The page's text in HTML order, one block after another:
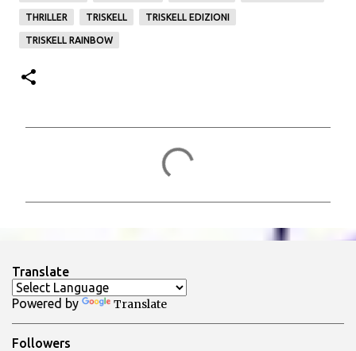
THRILLER TRISKELL TRISKELL EDIZIONI
TRISKELL RAINBOW
t
i
Translate
Powered by Translate
Followers